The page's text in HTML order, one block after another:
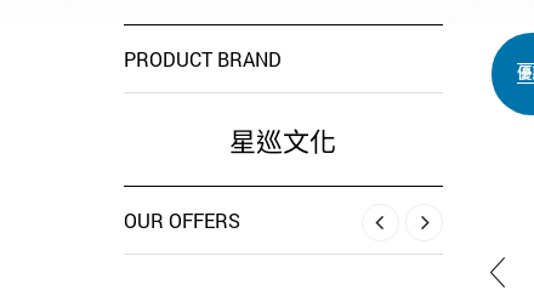
PRODUCT BRAND
星巡文化
OUR OFFERS ‹ ›